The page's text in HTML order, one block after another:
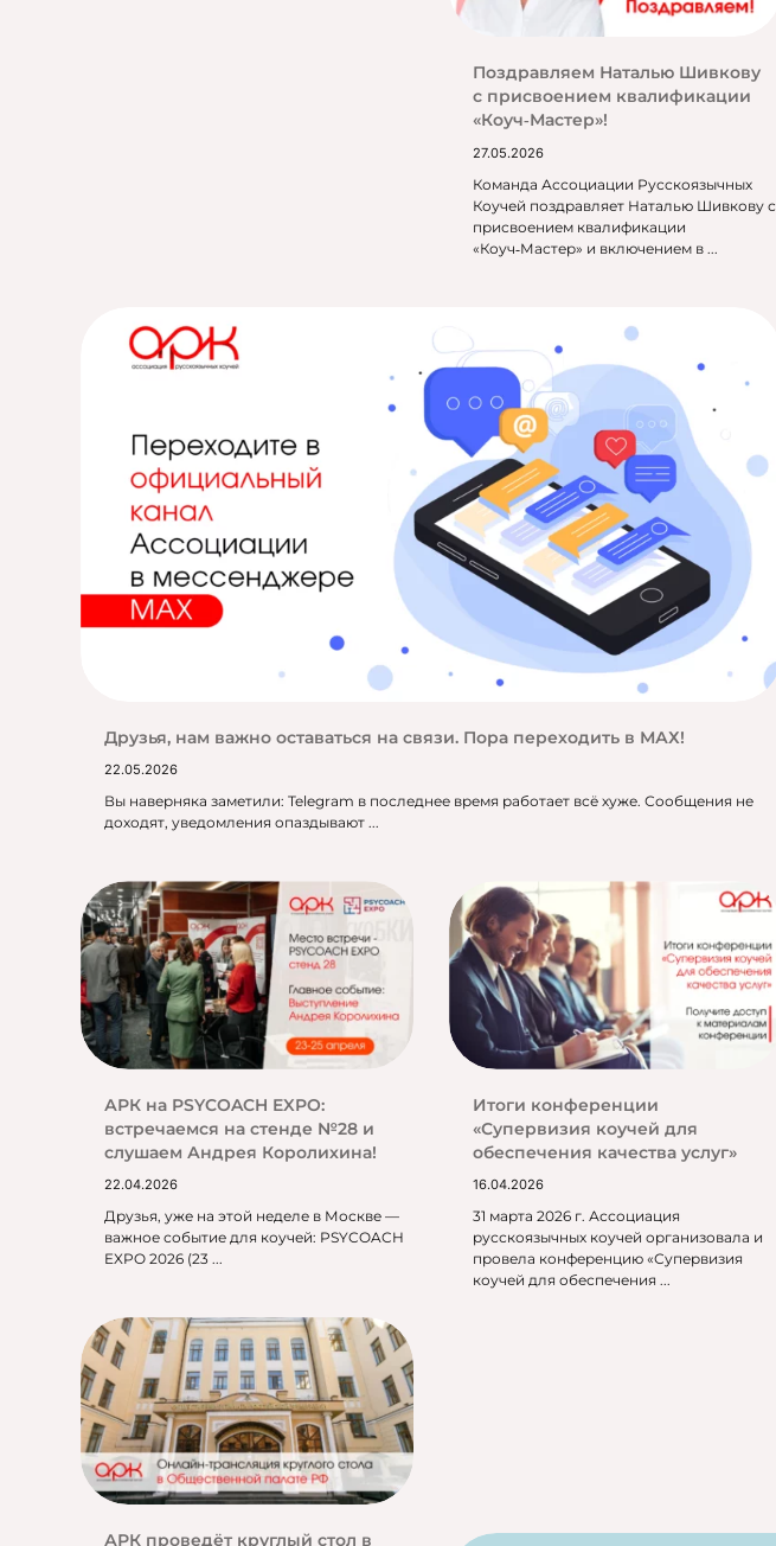
Поздравляем Наталью Шивкову
с присвоением квалификации
«Коуч‑Мастер»!
27.05.2026
Команда Ассоциации Русскоязычных
Коучей поздравляет Наталью Шивкову с
присвоением квалификации
«Коуч‑Мастер» и включением в ...
Друзья, нам важно оставаться на связи. Пора переходить в МАХ!
22.05.2026
Вы наверняка заметили: Telegram в последнее время работает всё хуже. Сообщения не
доходят, уведомления опаздывают ...
АРК на PSYCOACH EXPO:
встречаемся на стенде №28 и
слушаем Андрея Королихина!
22.04.2026
Друзья, уже на этой неделе в Москве —
важное событие для коучей: PSYCOACH
EXPO 2026 (23 ...
Итоги конференции
«Супервизия коучей для
обеспечения качества услуг»
16.04.2026
31 марта 2026 г. Ассоциация
русскоязычных коучей организовала и
провела конференцию «Супервизия
коучей для обеспечения ...
АРК проведёт круглый стол в